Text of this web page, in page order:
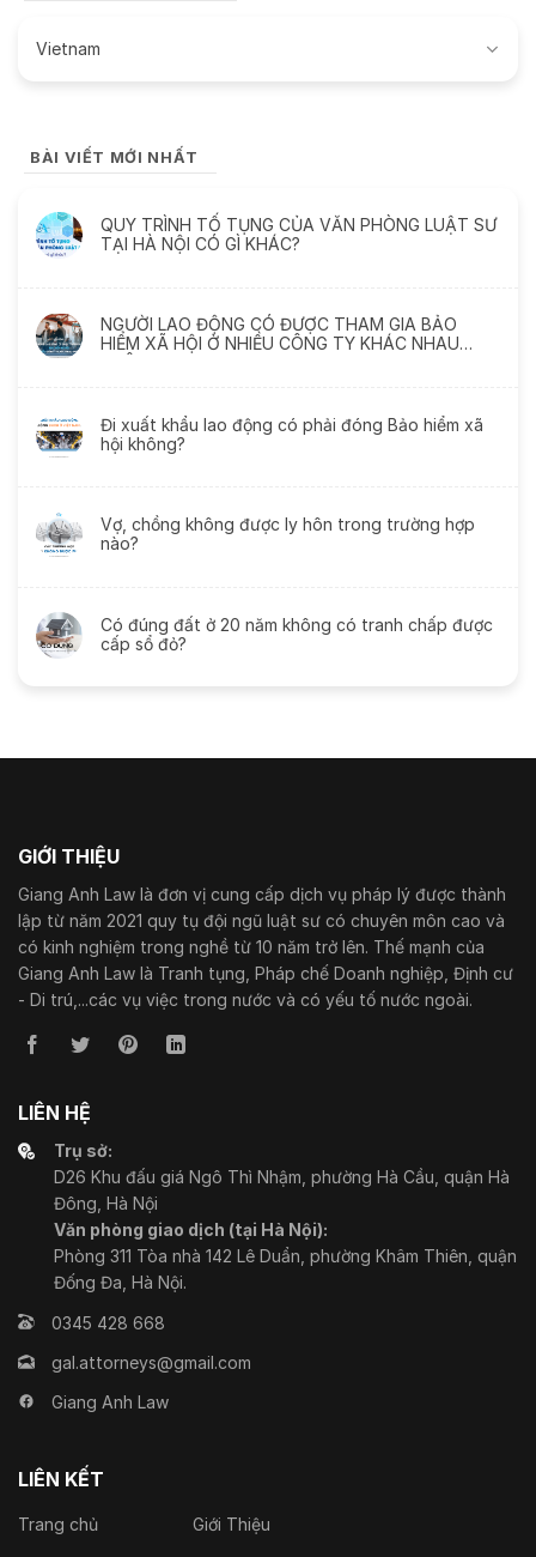
Vietnam
BÀI VIẾT MỚI NHẤT
QUY TRÌNH TỐ TỤNG CỦA VĂN PHÒNG LUẬT SƯ
TẠI HÀ NỘI CÓ GÌ KHÁC?
NGƯỜI LAO ĐỘNG CÓ ĐƯỢC THAM GIA BẢO
HIỂM XÃ HỘI Ở NHIỀU CÔNG TY KHÁC NHAU
Đi xuất khẩu lao động có phải đóng Bảo hiểm xã
hội không?
Vợ, chồng không được ly hôn trong trường hợp
nào?
Có đúng đất ở 20 năm không có tranh chấp được
cấp sổ đỏ?
GIỚI THIỆU
Giang Anh Law là đơn vị cung cấp dịch vụ pháp lý được thành
lập từ năm 2021 quy tụ đội ngũ luật sư có chuyên môn cao và
có kinh nghiệm trong nghề từ 10 năm trở lên. Thế mạnh của
Giang Anh Law là Tranh tụng, Pháp chế Doanh nghiệp, Định cư
- Di trú,...các vụ việc trong nước và có yếu tố nước ngoài.
LIÊN HỆ
Trụ sở:
D26 Khu đấu giá Ngô Thì Nhậm, phường Hà Cầu, quận Hà
Đông, Hà Nội
Văn phòng giao dịch (tại Hà Nội):
Phòng 311 Tòa nhà 142 Lê Duẩn, phường Khâm Thiên, quận
Đống Đa, Hà Nội.
0345 428 668
gal.attorneys@gmail.com
Giang Anh Law
LIÊN KẾT
Trang chủ
Giới Thiệu